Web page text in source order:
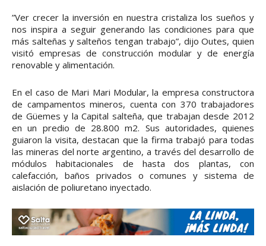
”Ver crecer la inversión en nuestra cristaliza los sueños y
nos inspira a seguir generando las condiciones para que
más salteñas y salteños tengan trabajo”, dijo Outes, quien
visitó empresas de construcción modular y de energía
renovable y alimentación.
En el caso de Mari Mari Modular, la empresa constructora
de campamentos mineros, cuenta con 370 trabajadores
de Güemes y la Capital salteña, que trabajan desde 2012
en un predio de 28.800 m2. Sus autoridades, quienes
guiaron la visita, destacan que la firma trabajó para todas
las mineras del norte argentino, a través del desarrollo de
módulos habitacionales de hasta dos plantas, con
calefacción, baños privados o comunes y sistema de
aislación de poliuretano inyectado.